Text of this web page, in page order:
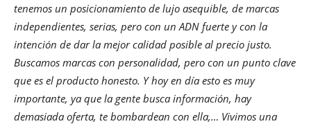
tenemos un posicionamiento de lujo asequible, de marcas
independientes, serias, pero con un ADN fuerte y con la
intención de dar la mejor calidad posible al precio justo.
Buscamos marcas con personalidad, pero con un punto clave
que es el producto honesto. Y hoy en día esto es muy
importante, ya que la gente busca información, hay
demasiada oferta, te bombardean con ella,… Vivimos una